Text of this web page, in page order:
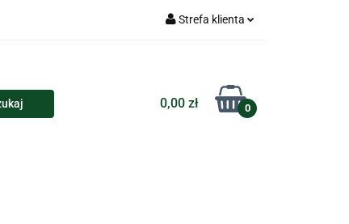
Strefa klienta
Zarejestruj się
Dodaj zgłoszenie
0,00 zł 0